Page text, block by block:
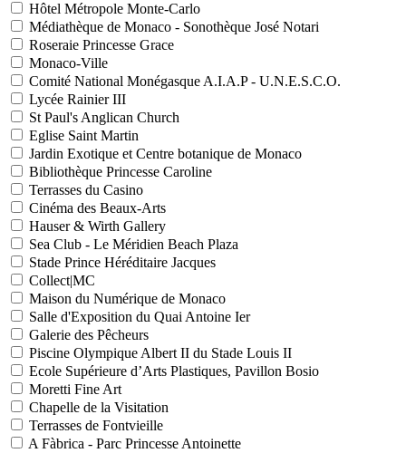
Hôtel Métropole Monte-Carlo
Médiathèque de Monaco - Sonothèque José Notari
Roseraie Princesse Grace
Monaco-Ville
Comité National Monégasque A.I.A.P - U.N.E.S.C.O.
Lycée Rainier III
St Paul's Anglican Church
Eglise Saint Martin
Jardin Exotique et Centre botanique de Monaco
Bibliothèque Princesse Caroline
Terrasses du Casino
Cinéma des Beaux-Arts
Hauser & Wirth Gallery
Sea Club - Le Méridien Beach Plaza
Stade Prince Héréditaire Jacques
Collect|MC
Maison du Numérique de Monaco
Salle d'Exposition du Quai Antoine Ier
Galerie des Pêcheurs
Piscine Olympique Albert II du Stade Louis II
Ecole Supérieure d’Arts Plastiques, Pavillon Bosio
Moretti Fine Art
Chapelle de la Visitation
Terrasses de Fontvieille
A Fàbrica - Parc Princesse Antoinette